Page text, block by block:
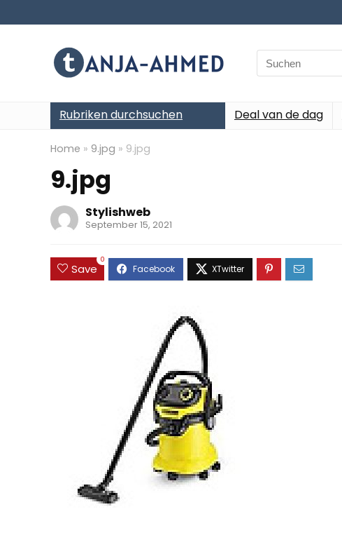
Search
for:
Rubriken durchsuchen Deal van de dag
Home » 9.jpg » 9.jpg
9.jpg
Stylishweb
September 15, 2021
Save
0